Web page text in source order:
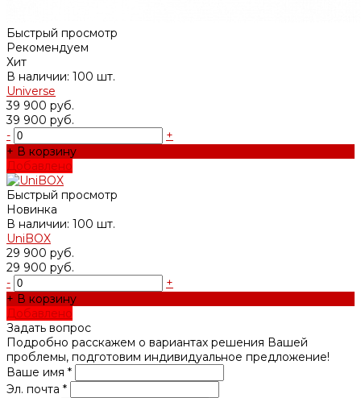
Быстрый просмотр
Рекомендуем
Хит
В наличии: 100 шт.
Universe
39 900 руб.
39 900 руб.
-
+
+ В корзину
Добавлено
Быстрый просмотр
Новинка
В наличии: 100 шт.
UniBOX
29 900 руб.
29 900 руб.
-
+
+ В корзину
Добавлено
Задать вопрос
Подробно расскажем о вариантах решения Вашей
проблемы, подготовим индивидуальное предложение!
Ваше имя *
Эл. почта *